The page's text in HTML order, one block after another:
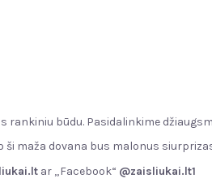
būdu. Pasidalinkime
ši maža dovana bus malonus
ar „Facebook“ @zaisliukai.lt1